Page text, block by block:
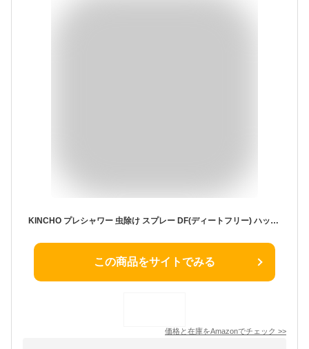
KINCHO プレシャワー 虫除け スプレー DF(ディートフリー) ハッカ油 配合 100ml イカリジン
この商品をサイトでみる
価格と在庫をAmazonでチェック >>